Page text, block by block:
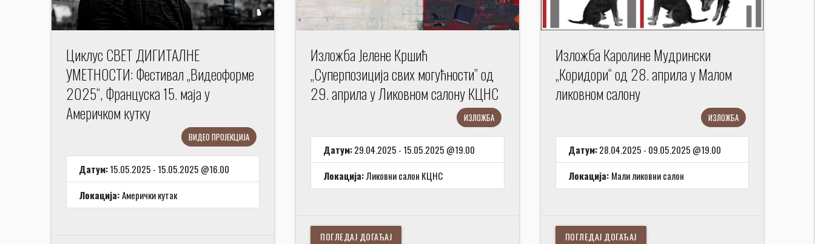
Циклус СВЕТ ДИГИТАЛНЕ
УМЕТНОСТИ: Фестивал „Видеоформе
2025“, Француска 15. маја у
Америчком кутку
ВИДЕО ПРОЈЕКЦИЈА
Датум:15.05.2025 - 15.05.2025 @16.00
Локација:Амерички кутак
Изложба Јелене Кршић
„Суперпозиција свих могућности” од
29. априла у Ликовном салону КЦНС
ИЗЛОЖБА
Датум:29.04.2025 - 15.05.2025 @19.00
Локација:Ликовни салон КЦНС
ПОГЛЕДАЈ ДОГАЂАЈ
Изложба Каролине Мудрински
„Коридори“ од 28. априла у Малом
ликовном салону
ИЗЛОЖБА
Датум:28.04.2025 - 09.05.2025 @19.00
Локација: Мали ликовни салон
ПОГЛЕДАЈ ДОГАЂАЈ